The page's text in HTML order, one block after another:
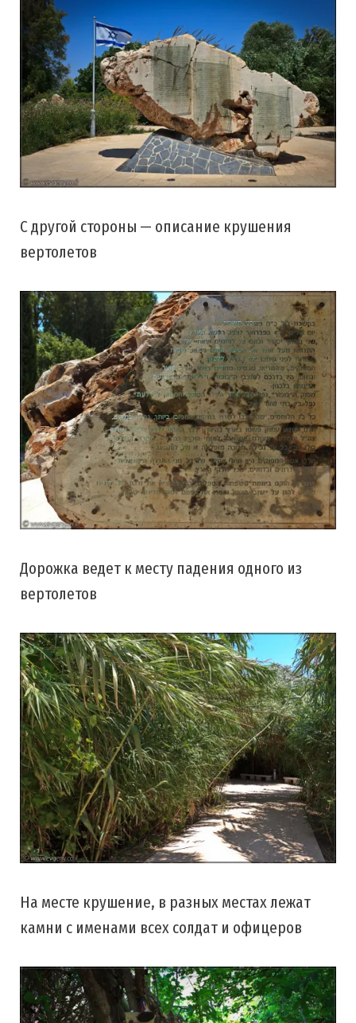
С другой стороны — описание крушения
вертолетов
Дорожка ведет к месту падения одного из
вертолетов
На месте крушение, в разных местах лежат
камни с именами всех солдат и офицеров